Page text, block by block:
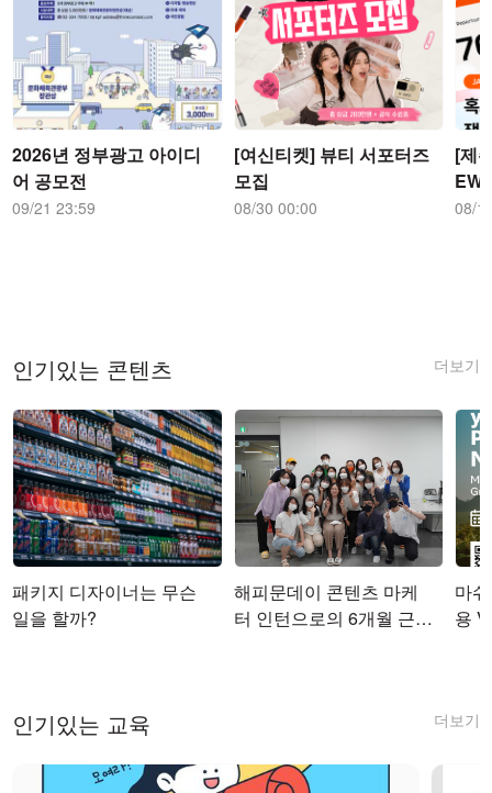
2026년 정부광고 아이디
어 공모전
09/21 23:59
[여신티켓] 뷰티 서포터즈
모집
08/30 00:00
[제
EW
08/
더보기
인기있는 콘텐츠
패키지 디자이너는 무슨
일을 할까?
해피문데이 콘텐츠 마케
터 인턴으로의 6개월 근무
마쉬
용
더보기
인기있는 교육